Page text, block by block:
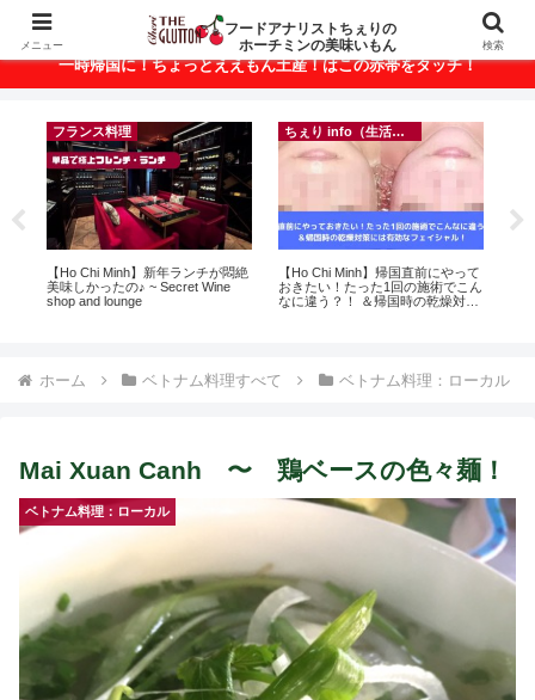
ベトナム・ホーチミンの美味いもんが満載！
一時帰国に！ちょっとええもん土産！はこの赤帯をタッチ！
フランス料理
【Ho Chi Minh】新年ランチが悶絶
美味しかったの♪ ~ Secret Wine
shop and lounge
ちぇり info（生活情報）
【Ho Chi Minh】帰国直前にやって
おきたい！たった1回の施術でこん
なに違う？！ ＆帰国時の乾燥対策
ホーム ベトナム料理すべて ベトナム料理：ローカル
Mai Xuan Canh 〜 鶏ベースの色々麺！
ベトナム料理：ローカル
メニュー
フードアナリストちぇりの
ホーチミンの美味いもん
検索